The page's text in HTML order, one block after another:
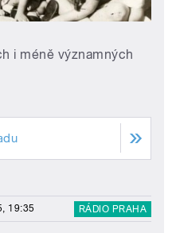
i méně významných
19:35 RÁDIO PRAHA